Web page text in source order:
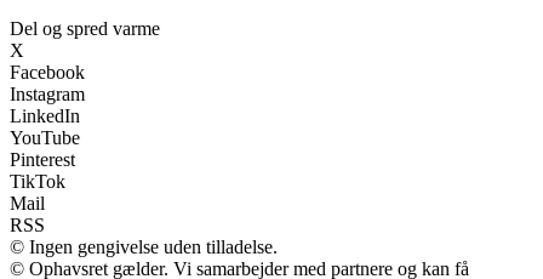
Del og spred varme
X
Facebook
Instagram
LinkedIn
YouTube
Pinterest
TikTok
Mail
RSS
© Ingen gengivelse uden tilladelse.
© Ophavsret gælder. Vi samarbejder med partnere og kan få